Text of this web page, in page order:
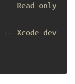
-- Read-only
-- Xcode dev